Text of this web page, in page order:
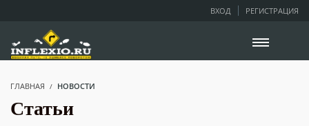
ВХОД РЕГИСТРАЦИЯ
ГЛАВНАЯ НОВОСТИ
Статьи